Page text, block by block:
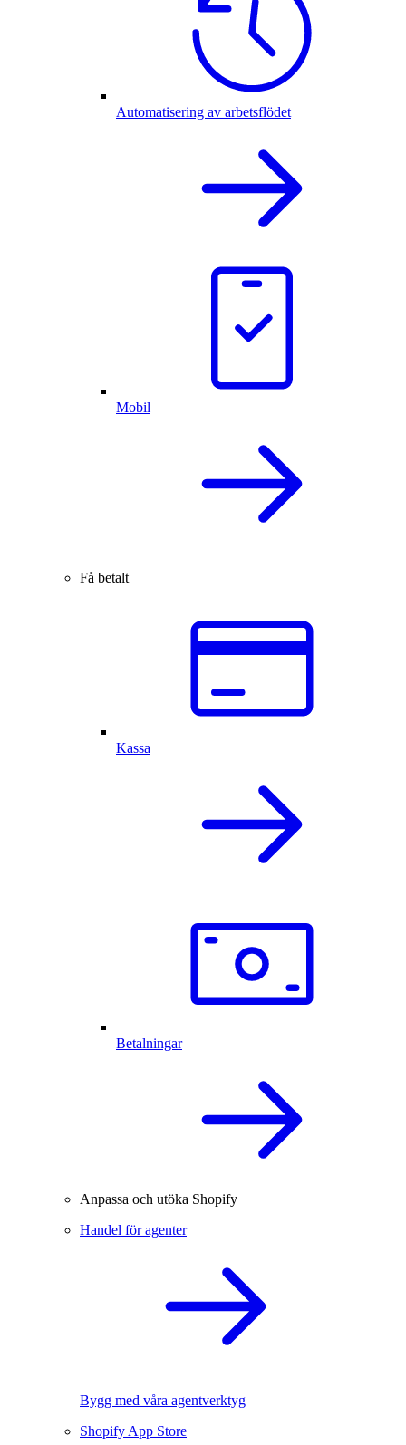
Automatisering av arbetsflödet
Mobil
Få betalt
Kassa
Betalningar
Anpassa och utöka Shopify
Handel för agenter
Bygg med våra agentverktyg
Shopify App Store